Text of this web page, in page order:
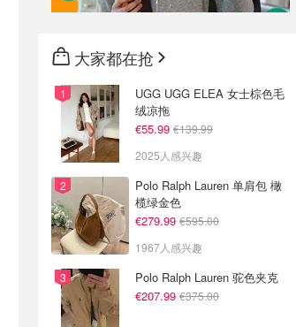
大家都在抢
UGG UGG ELEA 女士棕色毛
绒凉拖
€55.99 €139.99
2025人感兴趣
Polo Ralph Lauren 单肩包 橄
榄绿金色
€279.99 €595.00
1967人感兴趣
Polo Ralph Lauren 驼色夹克
€207.99 €375.00